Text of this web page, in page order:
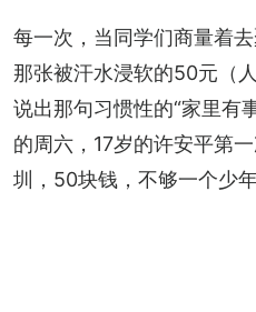
每一次，当同学们商量着
那张被汗水浸软的50元（
说出那句习惯性的“家里有
的周六，17岁的许安平第
圳，50块钱，不够一个少